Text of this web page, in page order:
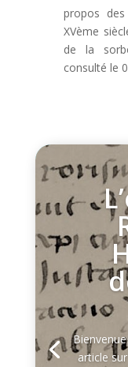
propos
XVème
de la
consulté le
article